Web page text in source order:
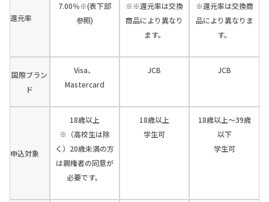
還元率
7.00％※(表下部
参照)
※※還元率は交換
商品により異なり
ます。
※還元率は交換商
品により異なりま
す。
国際ブラン
ド
Visa、
Mastercard
JCB JCB
申込対象
18歳以上
※（高校生は除
く）20歳未満の方
は親権者の同意が
必要です。
18歳以上
学生可
18歳以上～39歳
以下
学生可